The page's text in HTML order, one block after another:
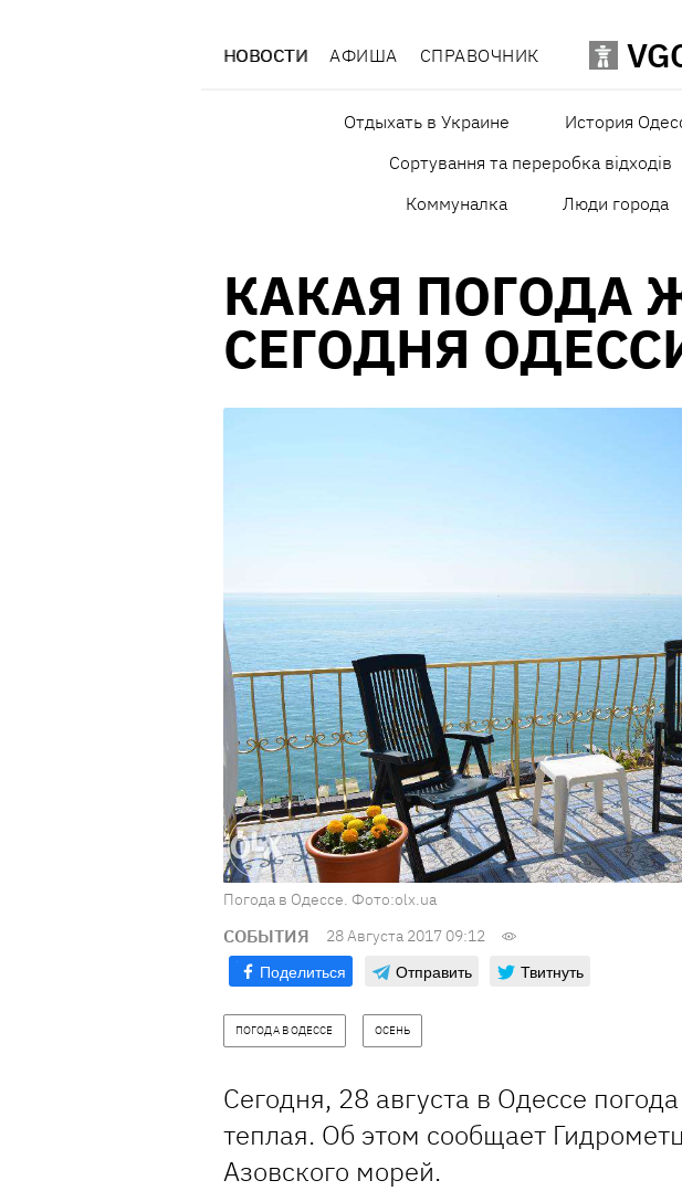
НОВОСТИ АФИША СПРАВОЧНИК
Отдыхать в Украине История
Сортування та переробка відходів
Коммуналка
Люди города
КАКАЯ ПОГОДА
СЕГОДНЯ
Погода в Одессе. Фото:olx.ua
СОБЫТИЯ 28 Августа 2017 09:12
Поделиться Отправить Твитнуть
ПОГОДА В ОДЕССЕ ОСЕНЬ
Сегодня, 28 августа в Одессе
теплая. Об этом сообщает
Азовского морей.